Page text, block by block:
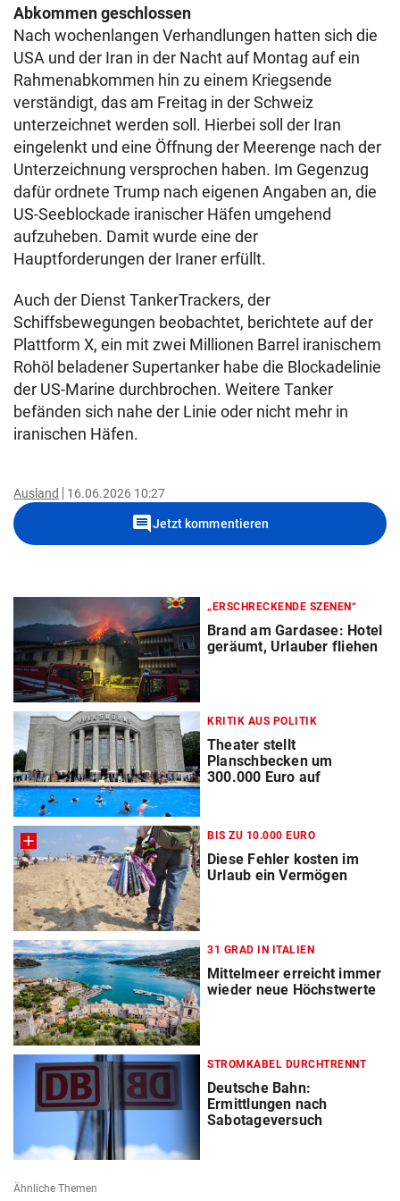
Abkommen geschlossen
Nach wochenlangen Verhandlungen hatten sich die
USA und der Iran in der Nacht auf Montag auf ein
Rahmenabkommen hin zu einem Kriegsende
verständigt, das am Freitag in der Schweiz
unterzeichnet werden soll. Hierbei soll der Iran
eingelenkt und eine Öffnung der Meerenge nach der
Unterzeichnung versprochen haben. Im Gegenzug
dafür ordnete Trump nach eigenen Angaben an, die
US-Seeblockade iranischer Häfen umgehend
aufzuheben. Damit wurde eine der
Hauptforderungen der Iraner erfüllt.
Auch der Dienst TankerTrackers, der
Schiffsbewegungen beobachtet, berichtete auf der
Plattform X, ein mit zwei Millionen Barrel iranischem
Rohöl beladener Supertanker habe die Blockadelinie
der US-Marine durchbrochen. Weitere Tanker
befänden sich nahe der Linie oder nicht mehr in
iranischen Häfen.
Ausland 16.06.2026 10:27
commentJetzt kommentieren
„ERSCHRECKENDE SZENEN“
Brand am Gardasee: Hotel
geräumt, Urlauber fliehen
KRITIK AUS POLITIK
Theater stellt
Planschbecken um
300.000 Euro auf
BIS ZU 10.000 EURO
Diese Fehler kosten im
Urlaub ein Vermögen
31 GRAD IN ITALIEN
Mittelmeer erreicht immer
wieder neue Höchstwerte
STROMKABEL DURCHTRENNT
Deutsche Bahn:
Ermittlungen nach
Sabotageversuch
Ähnliche Themen